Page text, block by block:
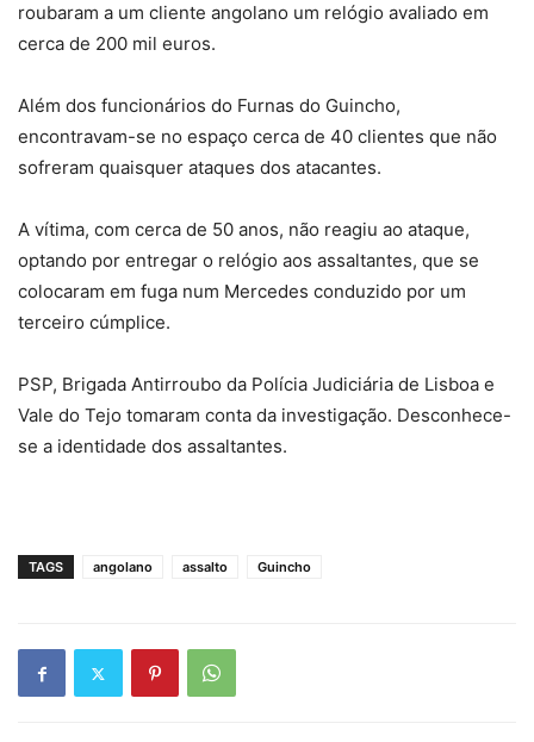
roubaram a um cliente angolano um relógio avaliado em
cerca de 200 mil euros.
Além dos funcionários do Furnas do Guincho,
encontravam-se no espaço cerca de 40 clientes que não
sofreram quaisquer ataques dos atacantes.
A vítima, com cerca de 50 anos, não reagiu ao ataque,
optando por entregar o relógio aos assaltantes, que se
colocaram em fuga num Mercedes conduzido por um
terceiro cúmplice.
PSP, Brigada Antirroubo da Polícia Judiciária de Lisboa e
Vale do Tejo tomaram conta da investigação. Desconhece-
se a identidade dos assaltantes.
TAGS angolano assalto Guincho